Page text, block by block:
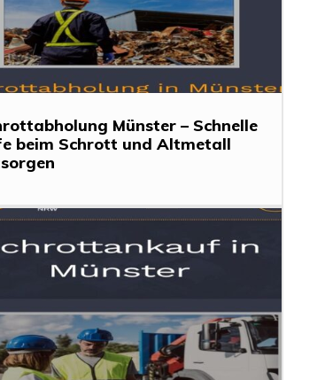
Münster – Schnelle
beim Schrott und Altmetall